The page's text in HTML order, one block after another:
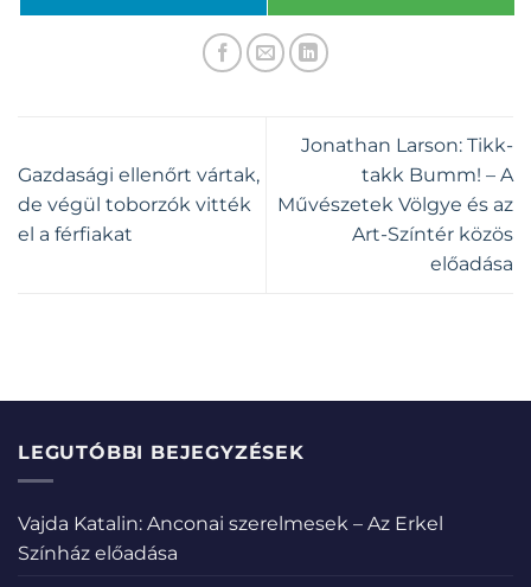
Gazdasági ellenőrt vártak,
de végül toborzók vitték
el a férfiakat
Jonathan Larson: Tikk-
takk Bumm! – A
Művészetek Völgye és az
Art-Színtér közös
előadása
LEGUTÓBBI BEJEGYZÉSEK
Vajda Katalin: Anconai szerelmesek – Az Erkel
Színház előadása